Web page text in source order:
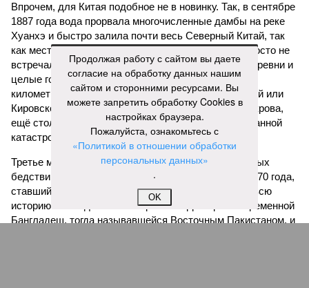
Впрочем, для Китая подобное не в новинку. Так, в сентябре
1887 года вода прорвала многочисленные дамбы на реке
Хуанхэ и быстро залила почти весь Северный Китай, так
как местность там довольно низменная, и потоп просто не
встречал препятствий на своём пути, уничтожая деревни и
целые города. Водой залило 130 тыс. квадратных
километров (а это больше территорий Оренбургской или
Кировской областей), 2 млн человек остались без крова,
ещё столько же погибли в результате спровоцированной
катастрофой пандемии.
Третье место по кровожадности в рейтинге стихийных
бедствий занимает смертоносный циклон Бхола 1970 года,
ставший самым мощным среди себе подобных за всю
историю наблюдений. Он поразил территории современной
Бангладеш, тогда называвшейся Восточным Пакистаном, и
Продолжая работу с сайтом вы даете
согласие на обработку данных нашим
сайтом и сторонними ресурсами. Вы
можете запретить обработку Cookies в
настройках браузера.
Пожалуйста, ознакомьтесь с
«Политикой в отношении обработки
персональных данных»
.
OK